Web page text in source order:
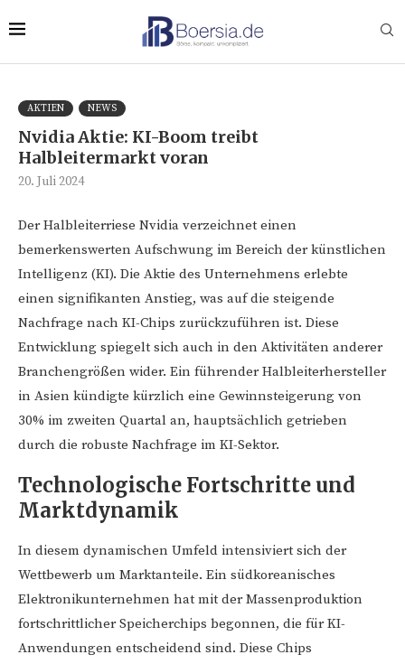
AKTIEN NEWS
Nvidia Aktie: KI-Boom treibt
Halbleitermarkt voran
20. Juli 2024
Der Halbleiterriese Nvidia verzeichnet einen
bemerkenswerten Aufschwung im Bereich der künstlichen
Intelligenz (KI). Die Aktie des Unternehmens erlebte
einen signifikanten Anstieg, was auf die steigende
Nachfrage nach KI-Chips zurückzuführen ist. Diese
Entwicklung spiegelt sich auch in den Aktivitäten anderer
Branchengrößen wider. Ein führender Halbleiterhersteller
in Asien kündigte kürzlich eine Gewinnsteigerung von
30% im zweiten Quartal an, hauptsächlich getrieben
durch die robuste Nachfrage im KI-Sektor.
Technologische Fortschritte und
Marktdynamik
In diesem dynamischen Umfeld intensiviert sich der
Wettbewerb um Marktanteile. Ein südkoreanisches
Elektronikunternehmen hat mit der Massenproduktion
fortschrittlicher Speicherchips begonnen, die für KI-
Anwendungen entscheidend sind. Diese Chips